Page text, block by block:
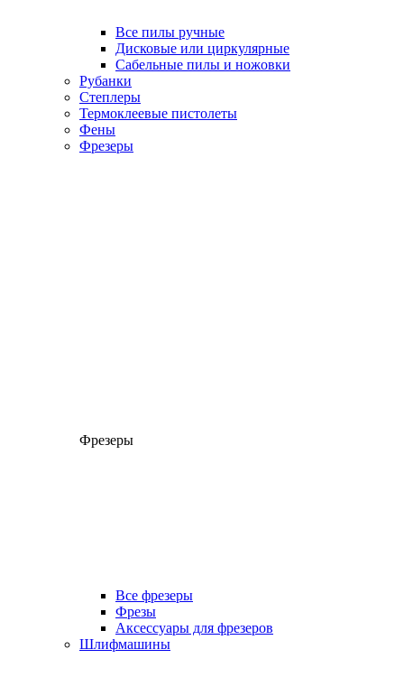
Все пилы ручные
Дисковые или циркулярные
Сабельные пилы и ножовки
Рубанки
Степлеры
Термоклеевые пистолеты
Фены
Фрезеры
Фрезеры
Все фрезеры
Фрезы
Аксессуары для фрезеров
Шлифмашины